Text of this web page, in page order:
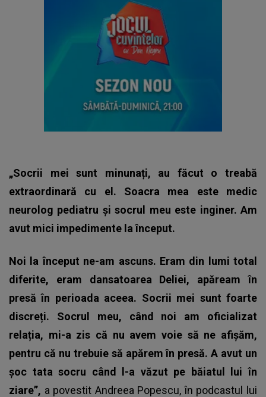
„Socrii mei sunt minunați, au făcut o treabă
extraordinară cu el. Soacra mea este medic
neurolog pediatru și socrul meu este inginer. Am
avut mici impedimente la început.
Noi la început ne-am ascuns. Eram din lumi total
diferite, eram dansatoarea Deliei, apăream în
presă în perioada aceea. Socrii mei sunt foarte
discreți. Socrul meu, când noi am oficializat
relația, mi-a zis că nu avem voie să ne afișăm,
pentru că nu trebuie să apărem în presă. A avut un
șoc tata socru când l-a văzut pe băiatul lui în
ziare”, a povestit Andreea Popescu, în podcastul lui